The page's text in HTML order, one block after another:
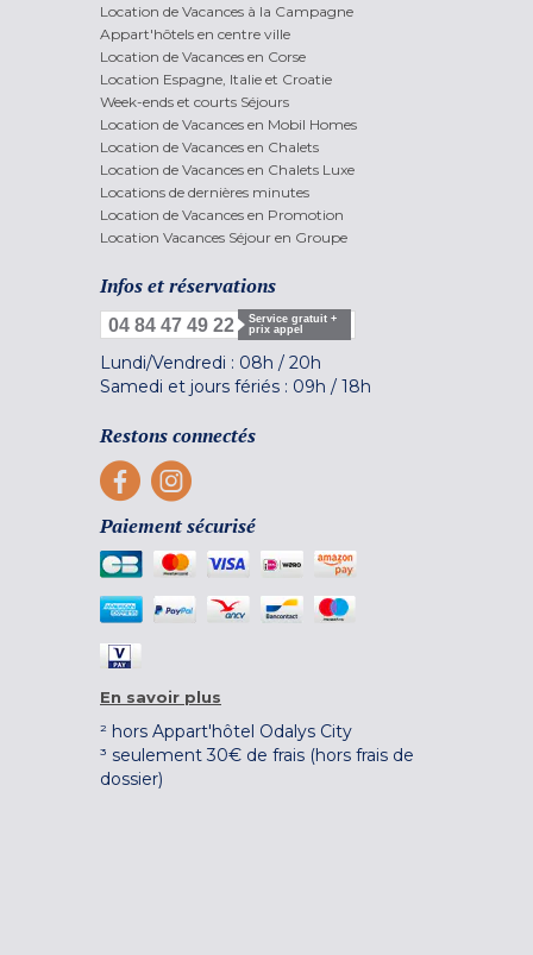
Location de Vacances à la Campagne
Appart'hôtels en centre ville
Location de Vacances en Corse
Location Espagne, Italie et Croatie
Week-ends et courts Séjours
Location de Vacances en Mobil Homes
Location de Vacances en Chalets
Location de Vacances en Chalets Luxe
Locations de dernières minutes
Location de Vacances en Promotion
Location Vacances Séjour en Groupe
Infos et réservations
04 84 47 49 22
Service gratuit +
prix appel
Lundi/Vendredi : 08h / 20h
Samedi et jours fériés : 09h / 18h
Restons connectés
Paiement sécurisé
En savoir plus
² hors Appart'hôtel Odalys City
³ seulement 30€ de frais (hors frais de
dossier)